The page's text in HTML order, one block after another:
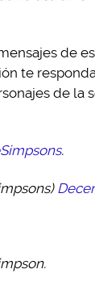
de
te
de la
.